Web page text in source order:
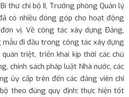
thư chi bộ II, Trưởng phòng Quản lý
có nhiều đóng góp cho hoạt động
vị. Về công tác xây dựng Đảng,
đi đầu trong công tác xây dựng
triệt, triển khai kịp thời các chủ
chính sách pháp luật Nhà nước, các
ủy cấp trên đến các đảng viên chi
theo đúng quy định; thực hiện tốt